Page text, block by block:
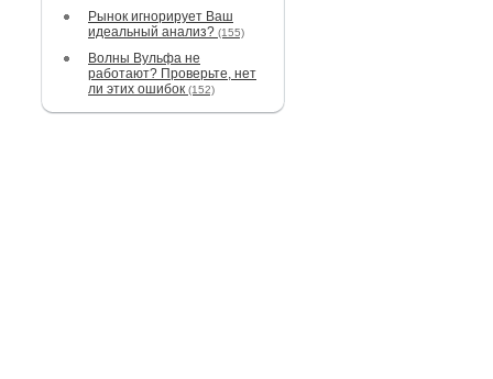
Рынок игнорирует Ваш
идеальный анализ? (155)
Волны Вульфа не
работают? Проверьте, нет
ли этих ошибок (152)